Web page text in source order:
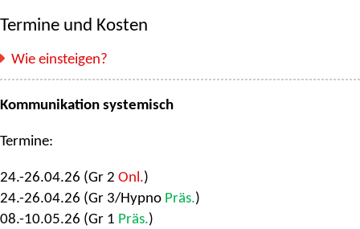
Termine und Kosten
Wie einsteigen?
Kommunikation systemisch
Termine:
24.-26.04.26 (Gr 2 Onl.)
24.-26.04.26 (Gr 3/Hypno Präs.)
08.-10.05.26 (Gr 1 Präs.)